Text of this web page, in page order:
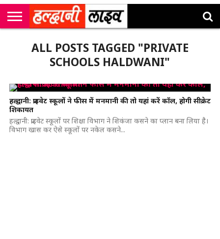
कॉर्नर
उत्तराखंड
मनोरंजन
सम्पादकीय
अलर्ट्सALL POSTS TAGGED "PRIVATE
SCHOOLS HALDWANI"
हल्द्वानी: प्राइवेट स्कूलों ने फीस में मनमानी की तो यहां करें कॉल, होगी सीक्रेट
शिकायत
हल्द्वानी: प्राइवेट स्कूलों पर शिक्षा विभाग ने शिकंजा कसने का प्लान बना लिया है।
विभाग खास कर ऐसे स्कूलों पर नकेल कसने...